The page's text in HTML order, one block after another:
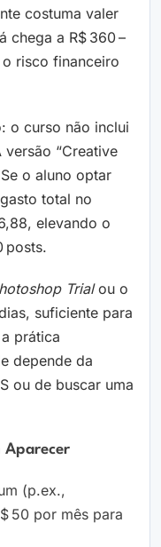
costuma valer
chega a R$ 360 –
risco financeiro
o curso não inclui
“Creative
o aluno optar
total no
elevando o
posts.
Trialou o
suficiente para
prática
depende da
ou de buscar uma
Aparecer
(p.ex.,
50 por mês para